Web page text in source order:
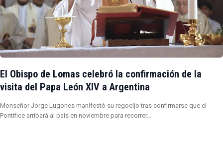
El Obispo de Lomas celebró la confirmación de la
visita del Papa León XIV a Argentina
Monseñor Jorge Lugones manifestó su regocijo tras confirmarse que el
Pontífice arribará al país en noviembre para recorrer…